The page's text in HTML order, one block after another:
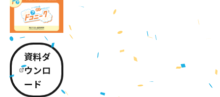
資料ダ
ウンロ
ード